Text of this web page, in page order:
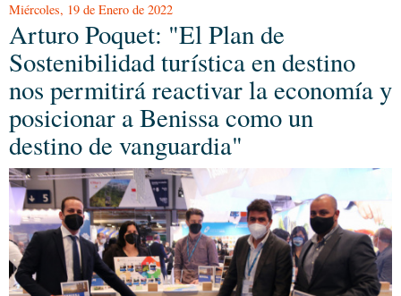
Miércoles, 19 de Enero de 2022
Arturo Poquet: "El Plan de
Sostenibilidad turística en destino
nos permitirá reactivar la economía y
posicionar a Benissa como un
destino de vanguardia"